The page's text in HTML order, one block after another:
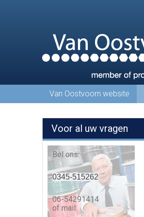
Van Oostvoorn website
Voor al uw vragen
Bel ons:
0345-515262
06-54291414
of mail: